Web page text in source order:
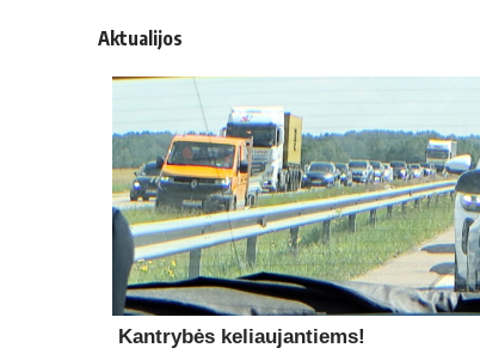
Aktualijos
Kantrybės keliaujantiems!